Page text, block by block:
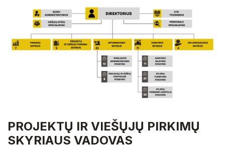
Bendrieji kontaktai
Laikinai einantis direktoriaus pareigas
Finansų skyriaus vadovas
Aptarnavimo skyrius
Gamybos skyriaus vadovas
Laikinai einantis direktoriaus pareigas
Finansų skyriaus vadovas
Projektų ir viešųjų pirkimų skyriaus vadovas
Aptarnavimo skyrius
PROJEKTŲ IR VIEŠŲJŲ PIRKIMŲ
SKYRIAUS VADOVAS